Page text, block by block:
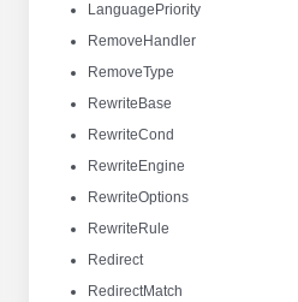
LanguagePriority
RemoveHandler
RemoveType
RewriteBase
RewriteCond
RewriteEngine
RewriteOptions
RewriteRule
Redirect
RedirectMatch